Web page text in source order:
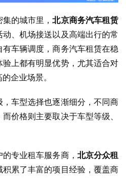
集的城市里，北京商务汽车租赁
、机场接送以及高端出行的常
车辆调度，商务汽车租赁在稳
上都有明显优势，尤其适合对
企业场景。
车型选择也逐渐细分，不同商
价格则主要取决于车型等级、
专业租车服务商， 北京分众租
累了丰富的项目经验，覆盖商